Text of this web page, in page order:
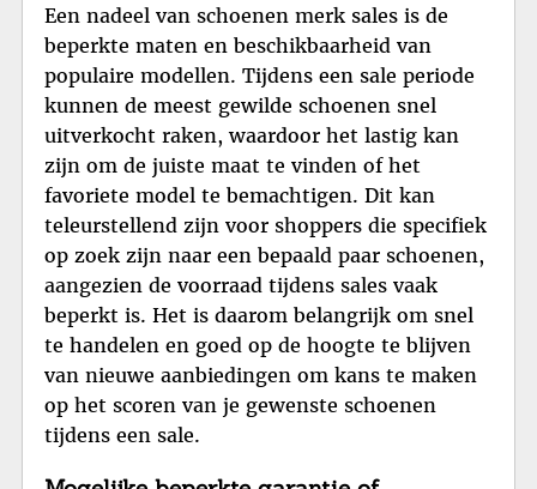
Een nadeel van schoenen merk sales is de
beperkte maten en beschikbaarheid van
populaire modellen. Tijdens een sale periode
kunnen de meest gewilde schoenen snel
uitverkocht raken, waardoor het lastig kan
zijn om de juiste maat te vinden of het
favoriete model te bemachtigen. Dit kan
teleurstellend zijn voor shoppers die specifiek
op zoek zijn naar een bepaald paar schoenen,
aangezien de voorraad tijdens sales vaak
beperkt is. Het is daarom belangrijk om snel
te handelen en goed op de hoogte te blijven
van nieuwe aanbiedingen om kans te maken
op het scoren van je gewenste schoenen
tijdens een sale.